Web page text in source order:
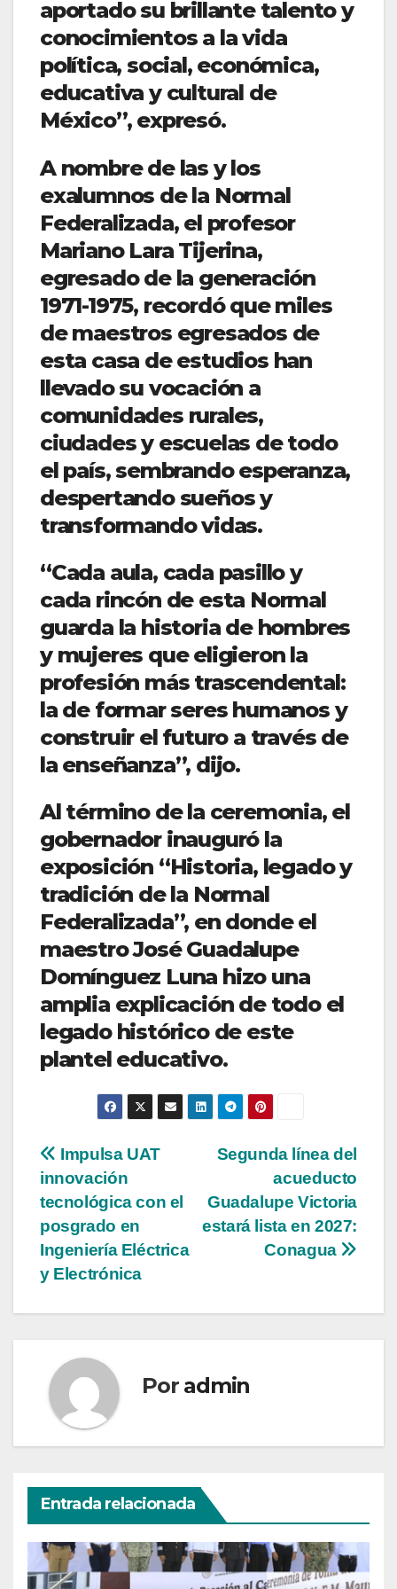
aportado su brillante talento y
conocimientos a la vida
política, social, económica,
educativa y cultural de
México”, expresó.
A nombre de las y los
exalumnos de la Normal
Federalizada, el profesor
Mariano Lara Tijerina,
egresado de la generación
1971-1975, recordó que miles
de maestros egresados de
esta casa de estudios han
llevado su vocación a
comunidades rurales,
ciudades y escuelas de todo
el país, sembrando esperanza,
despertando sueños y
transformando vidas.
“Cada aula, cada pasillo y
cada rincón de esta Normal
guarda la historia de hombres
y mujeres que eligieron la
profesión más trascendental:
la de formar seres humanos y
construir el futuro a través de
la enseñanza”, dijo.
Al término de la ceremonia, el
gobernador inauguró la
exposición “Historia, legado y
tradición de la Normal
Federalizada”, en donde el
maestro José Guadalupe
Domínguez Luna hizo una
amplia explicación de todo el
legado histórico de este
plantel educativo.
Navegación
de
entradas
Segunda línea del
acueducto
Guadalupe Victoria
estará lista en 2027:
Conagua
Impulsa UAT
innovación
tecnológica con el
posgrado en
Ingeniería Eléctrica
y Electrónica
Por admin
Entrada relacionada